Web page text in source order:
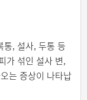
통, 설사, 두통 등
가 섞인 설사 변,
는 증상이 나타납